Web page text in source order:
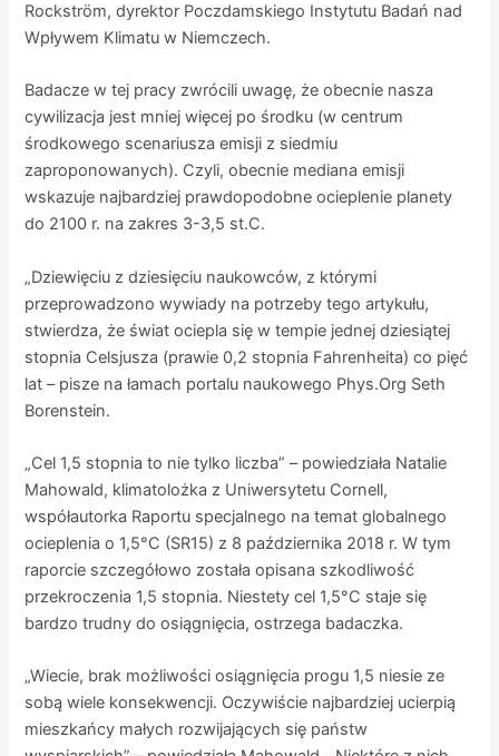
Rockström, dyrektor Poczdamskiego Instytutu Badań nad
Wpływem Klimatu w Niemczech.
Badacze w tej pracy zwrócili uwagę, że obecnie nasza
cywilizacja jest mniej więcej po środku (w centrum
środkowego scenariusza emisji z siedmiu
zaproponowanych). Czyli, obecnie mediana emisji
wskazuje najbardziej prawdopodobne ocieplenie planety
do 2100 r. na zakres 3-3,5 st.C.
„Dziewięciu z dziesięciu naukowców, z którymi
przeprowadzono wywiady na potrzeby tego artykułu,
stwierdza, że świat ociepla się w tempie jednej dziesiątej
stopnia Celsjusza (prawie 0,2 stopnia Fahrenheita) co pięć
lat – pisze na łamach portalu naukowego Phys.Org Seth
Borenstein.
„Cel 1,5 stopnia to nie tylko liczba” – powiedziała Natalie
Mahowald, klimatolożka z Uniwersytetu Cornell,
współautorka Raportu specjalnego na temat globalnego
ocieplenia o 1,5°C (SR15) z 8 października 2018 r. W tym
raporcie szczegółowo została opisana szkodliwość
przekroczenia 1,5 stopnia. Niestety cel 1,5°C staje się
bardzo trudny do osiągnięcia, ostrzega badaczka.
„Wiecie, brak możliwości osiągnięcia progu 1,5 niesie ze
sobą wiele konsekwencji. Oczywiście najbardziej ucierpią
mieszkańcy małych rozwijających się państw